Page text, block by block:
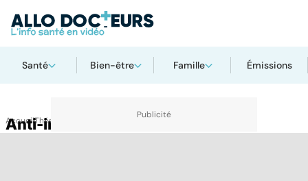
Santé Bien-être Famille Émissions
AccueilThématiques
Anti-inflammatoires